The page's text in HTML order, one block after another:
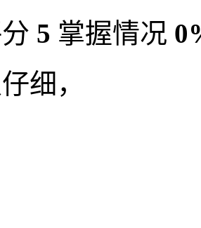
5 掌握情况
细，